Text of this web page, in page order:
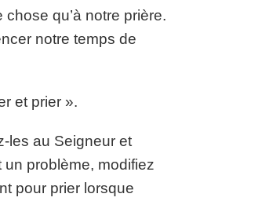
qu’à notre prière.
notre temps de
et prier ».
les au Seigneur et
problème, modifiez
pour prier lorsque